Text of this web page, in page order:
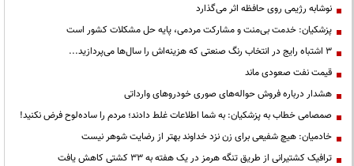
نوشابه رژیمی روی حافظه اثر می‌گذارد
پزشکیان: خدمت بی‌منت و مشارکت مردمی، پایه حل مشکلات کشور است
3 اشتباه رایج در انتخاب رنگ صنعتی که هزینه‌اش را سال‌ها می‌پردازید...
قیمت نفت صعودی ماند
هشدار درباره فروش حواله‌های صوری خودروهای وارداتی
صمصامی خطاب به پزشکیان: به شما اطلاعات غلط دادند؛ مردم را ساده‌لوح فرض نکنید!
خادمیان: هیچ شفیعی برای زن نزد خداوند بهتر از رضایت شوهر نیست
ترافیک کشتیرانی از طریق تنگه هرمز در یک هفته به ۳۳ کشتی کاهش یافت